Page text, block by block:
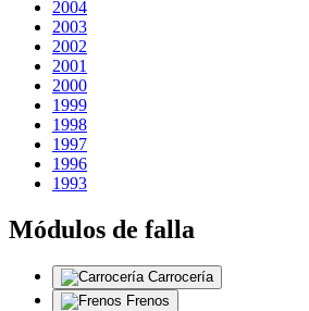
2004
2003
2002
2001
2000
1999
1998
1997
1996
1993
Módulos de falla
Carrocería
Frenos